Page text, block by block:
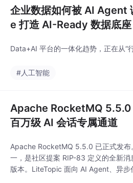
式。这场由模型与算法
驱动的技术革命，带来
了前所未有的机遇，也
来了全新而严峻的工程
对话的连续性？如何公
Agent 或复杂工作流的
级联阻塞问题？......这
企业数据如何被 AI Agent
e 打造 AI-Ready 数据底座
Data+AI 平台的一体化趋势，正在从“
#人工智能
Apache RocketMQ 5.5.0
百万级 AI 会话专属通道
Apache RocketMQ 5.5.0 已正式发布
一，是社区提案 RIP-83 定义的全新
版本。LiteTopic 面向 AI Agent、异步